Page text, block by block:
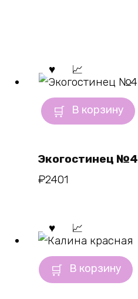
В корзину
Экогостинец №4
₽2401
В корзину